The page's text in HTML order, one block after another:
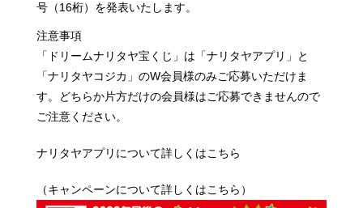
号（16桁）を発表いたします。
注意事項
「ドリームナリタヤ宝くじ」は「ナリタヤアプリ」と
「ナリタヤコジカ」のW会員様のみご応募いただけま
す。
どちらか片方だけの会員様はご応募できませんので
ご注意ください。
ナリタヤアプリについて詳しくはこちら
（キャンペーンについて詳しくはこちら）